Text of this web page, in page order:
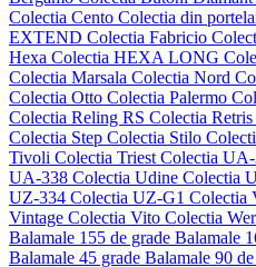
Colectia Cento Colectia din
EXTEND Colectia Fabricio
Hexa Colectia HEXA LONG
Colectia Marsala Colectia Nord
Colectia Otto Colectia Palermo
Colectia Reling RS Colectia Retris
Colectia Step Colectia Stilo
Tivoli Colectia Triest Colectia
UA-338 Colectia Udine Colectia
UZ-334 Colectia UZ-G1 Colectia
Vintage Colectia Vito Colectia
Balamale 155 de grade Balamale
Balamale 45 grade Balamale 90